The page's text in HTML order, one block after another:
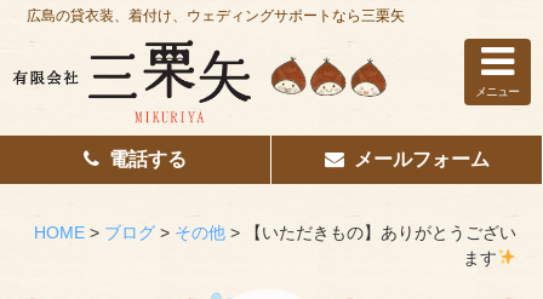
ホーム
はじめての方へ
広島の貸衣装、着付け、ウェディングサポートなら三栗矢
メニュー
電話する メールフォーム
HOME> ブログ> その他>
【いただきもの】ありがとうござい
ます